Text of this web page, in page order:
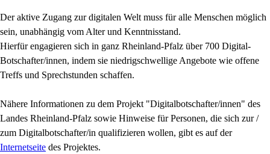
Der aktive Zugang zur digitalen Welt muss für alle Menschen möglich
sein, unabhängig vom Alter und Kenntnisstand.
Hierfür engagieren sich in ganz Rheinland-Pfalz über 700 Digital-
Botschafter/innen, indem sie niedrigschwellige Angebote wie offene
Treffs und Sprechstunden schaffen.
Nähere Informationen zu dem Projekt "Digitalbotschafter/innen" des
Landes Rheinland-Pfalz sowie Hinweise für Personen, die sich zur /
zum Digitalbotschafter/in qualifizieren wollen, gibt es auf der
Internetseite des Projektes.